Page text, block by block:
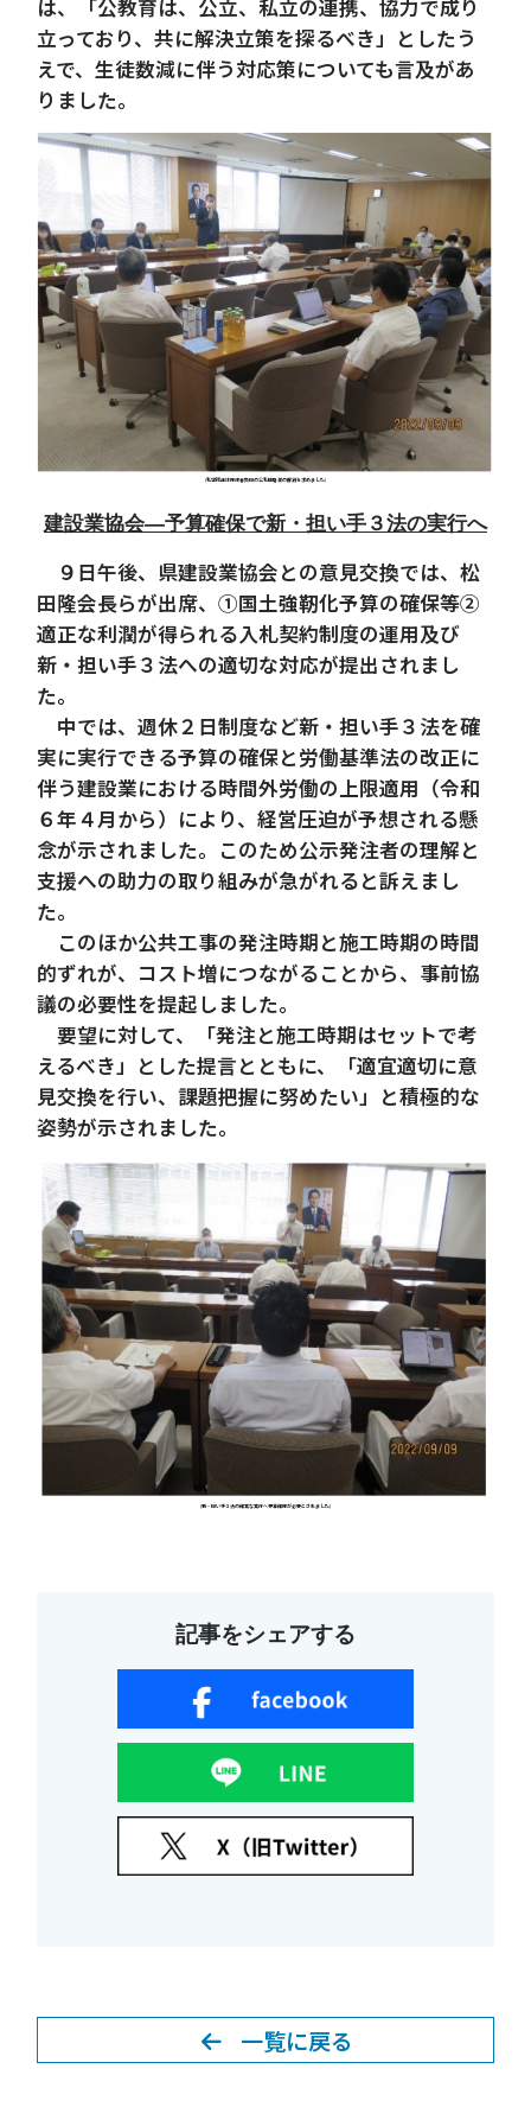
は、「公教育は、公立、私立の連携、協力で成り
立っており、共に解決立策を探るべき」としたう
えで、生徒数減に伴う対応策についても言及があ
りました。
(私学総連は保護者負担の公私間格差の解消を求めました)
建設業協会―予算確保で新・担い手３法の実行へ
９日午後、県建設業協会との意見交換では、松
田隆会長らが出席、①国土強靭化予算の確保等②
適正な利潤が得られる入札契約制度の運用及び
新・担い手３法への適切な対応が提出されまし
た。
中では、週休２日制度など新・担い手３法を確
実に実行できる予算の確保と労働基準法の改正に
伴う建設業における時間外労働の上限適用（令和
６年４月から）により、経営圧迫が予想される懸
念が示されました。このため公示発注者の理解と
支援への助力の取り組みが急がれると訴えまし
た。
このほか公共工事の発注時期と施工時期の時間
的ずれが、コスト増につながることから、事前協
議の必要性を提起しました。
要望に対して、「発注と施工時期はセットで考
えるべき」とした提言とともに、「適宜適切に意
見交換を行い、課題把握に努めたい」と積極的な
姿勢が示されました。
(新・担い手３法の確実な実行へ予算確保が必要とされました)
記事をシェアする
一覧に戻る